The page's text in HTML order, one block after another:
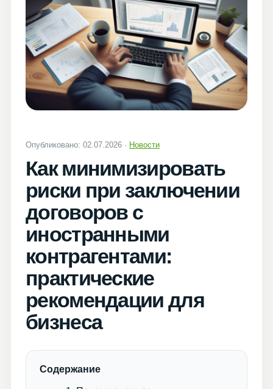
Опубликовано: 02.07.2026 · Новости
Как минимизировать
риски при заключении
договоров с
иностранными
контрагентами:
практические
рекомендации для
бизнеса
Содержание